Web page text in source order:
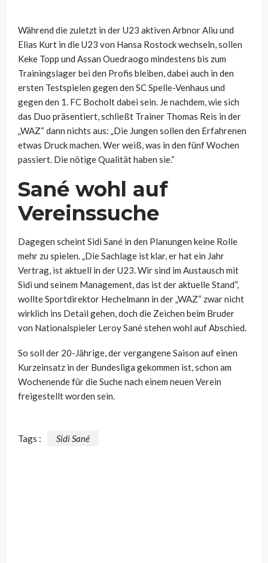
Während die zuletzt in der U23 aktiven Arbnor Aliu und
Elias Kurt in die U23 von Hansa Rostock wechseln, sollen
Keke Topp und Assan Ouedraogo mindestens bis zum
Trainingslager bei den Profis bleiben, dabei auch in den
ersten Testspielen gegen den SC Spelle-Venhaus und
gegen den 1. FC Bocholt dabei sein. Je nachdem, wie sich
das Duo präsentiert, schließt Trainer Thomas Reis in der
„WAZ“ dann nichts aus: „Die Jungen sollen den Erfahrenen
etwas Druck machen. Wer weiß, was in den fünf Wochen
passiert. Die nötige Qualität haben sie.“
Sané wohl auf
Vereinssuche
Dagegen scheintSidi Sané in den Planungen keine Rolle
mehr zu spielen.„Die Sachlage ist klar, er hat ein Jahr
Vertrag, ist aktuell in der U23. Wir sind im Austausch mit
Sidi und seinem Management, das ist der aktuelle Stand“,
wollte Sportdirektor Hechelmann in der „WAZ“ zwar nicht
wirklich ins Detail gehen, doch die Zeichen beim Bruder
von Nationalspieler Leroy Sané stehen wohl auf Abschied.
So soll der 20-Jährige, der vergangene Saison auf einen
Kurzeinsatz in der Bundesliga gekommen ist, schon am
Wochenende für die Suche nach einem neuen Verein
freigestellt worden sein.
Tags : Sidi Sané